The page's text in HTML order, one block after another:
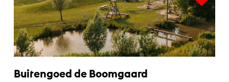
Buitengoed de Boomgaard